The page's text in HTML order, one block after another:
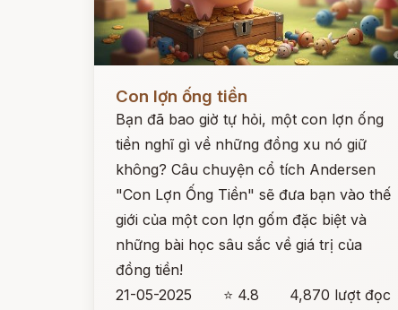
Con lợn ống tiền
Bạn đã bao giờ tự hỏi, một con lợn ống
tiền nghĩ gì về những đồng xu nó giữ
không? Câu chuyện cổ tích Andersen
"Con Lợn Ống Tiền" sẽ đưa bạn vào thế
giới của một con lợn gốm đặc biệt và
những bài học sâu sắc về giá trị của
đồng tiền!
21-05-2025
⭐ 4.8
4,870 lượt đọc